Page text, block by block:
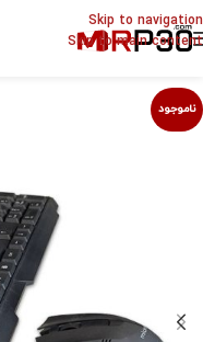
Skip to navigation
Skip to main content
ناموجود